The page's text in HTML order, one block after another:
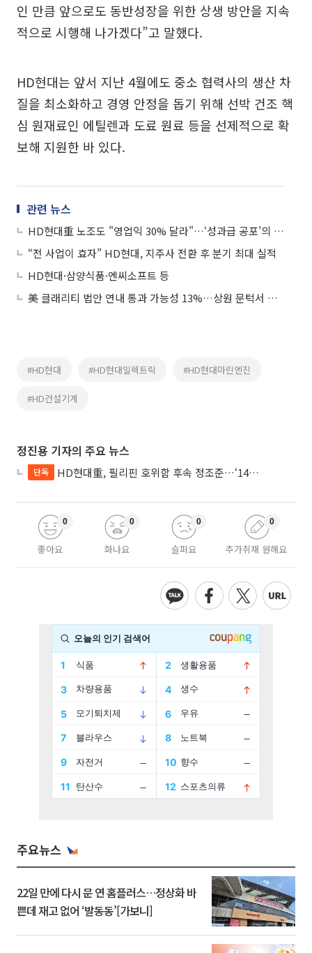
인 만큼 앞으로도 동반성장을 위한 상생 방안을 지속
적으로 시행해 나가겠다”고 말했다.
HD현대는 앞서 지난 4월에도 중소 협력사의 생산 차
질을 최소화하고 경영 안정을 돕기 위해 선박 건조 핵
심 원재료인 에틸렌과 도료 원료 등을 선제적으로 확
보해 지원한 바 있다.
관련 뉴스
HD현대重 노조도 "영업익 30% 달라"…‘성과급 공포’의 기업들
“전 사업이 효자” HD현대, 지주사 전환 후 분기 최대 실적
HD현대·삼양식품·엔씨소프트 등
美 클래리티 법안 연내 통과 가능성 13%…상원 문턱서 제동
#HD현대 #HD현대일렉트릭 #HD현대마린엔진
#HD건설기계
정진용 기자의 주요 뉴스
단독 HD현대重, 필리핀 호위함 후속 정조준…‘14척+α’ 싹쓸이 노린다
좋아요
0
화나요
0
슬퍼요
0
추가취재 원해요
0
주요뉴스
22일 만에 다시 문 연 홈플러스…정상화 바
쁜데 재고 없어 ‘발동동’[가보니]